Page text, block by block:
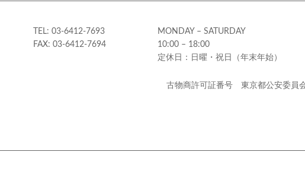
TEL: 03-6412-7693
FAX: 03-6412-7694
MONDAY – SATURDAY
10:00 – 18:00
定休日：日曜・祝日（年末年始）
古物商許可証番号 東京都公安委員